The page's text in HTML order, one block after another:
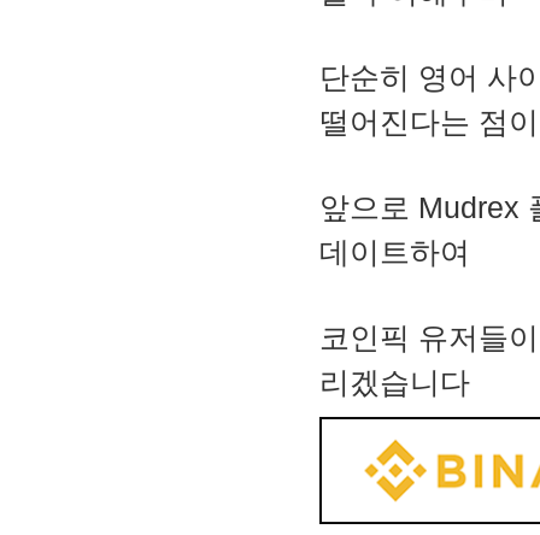
단순히 영어 사
떨어진다는 점
앞으로 Mudrex
데이트하여
코인픽 유저들
리겠습니다